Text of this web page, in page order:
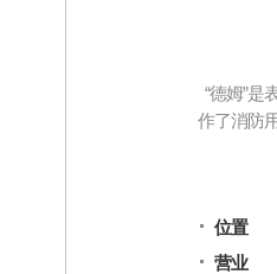
“德姆”是
作了消防
位置
营业